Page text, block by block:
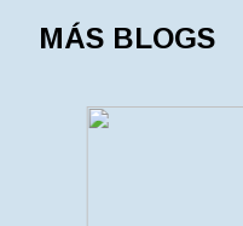
MÁS BLOGS